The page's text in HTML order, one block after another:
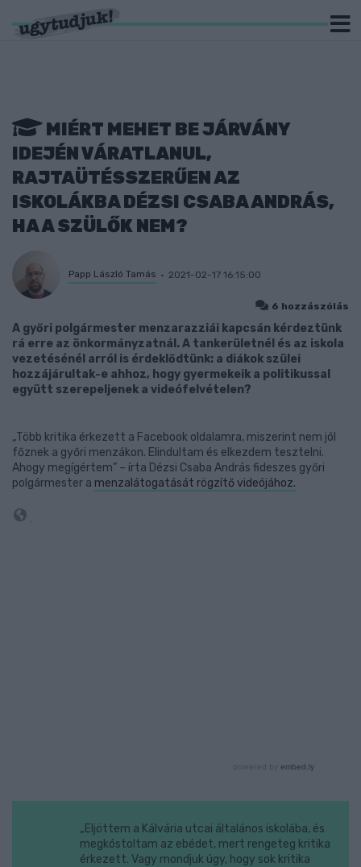
MIÉRT MEHET BE JÁRVÁNY
IDEJÉN VÁRATLANUL,
RAJTAÜTÉSSZERŰEN AZ
ISKOLÁKBA DÉZSI CSABA ANDRÁS,
HA A SZÜLŐK NEM?
Papp László Tamás 2021-02-17 16:15:00
6 hozzászólás
A győri polgármester menzarazziái kapcsán kérdeztünk
rá erre az önkormányzatnál. A tankerületnél és az iskola
vezetésénél arról is érdeklődtünk: a diákok szülei
hozzájárultak-e ahhoz, hogy gyermekeik a politikussal
együtt szerepeljenek a videófelvételen?
„Több kritika érkezett a Facebook oldalamra, miszerint nem jól
főznek a győri menzákon. Elindultam és elkezdem tesztelni.
Ahogy megígértem” – írta Dézsi Csaba András fideszes győri
polgármester a menzalátogatását rögzítő videójához.
„Eljöttem a Kálvária utcai általános iskolába, és
megkóstoltam az ebédet, mert rengeteg kritika
érkezett. Vagy mondjuk úgy, hogy sok kritika